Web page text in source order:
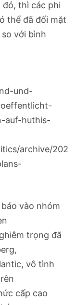
thì các phi
thể đã đối mặt
với bình
und-
auf-huthis-
archive/202
vào nhóm
trọng đã
vô tình
cấp cao